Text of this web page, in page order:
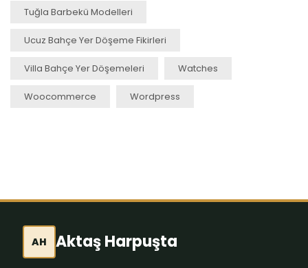
Tuğla Barbekü Modelleri
Ucuz Bahçe Yer Döşeme Fikirleri
Villa Bahçe Yer Döşemeleri Watches
Woocommerce Wordpress
AH Aktaş Harpuşta